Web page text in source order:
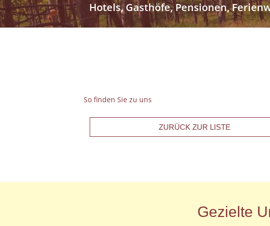
Hotels, Gasthöfe, Pensionen,
So finden Sie zu uns
ZURÜCK ZUR LISTE
Gezielte